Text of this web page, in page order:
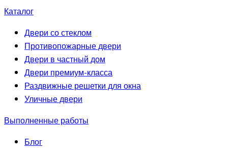
Каталог
Двери со стеклом
Противопожарные двери
Двери в частный дом
Двери премиум-класса
Раздвижные решетки для окна
Уличные двери
Выполненные работы
Блог